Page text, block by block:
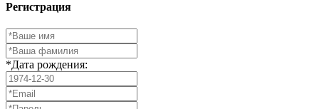
Регистрация
*Дата рождения: